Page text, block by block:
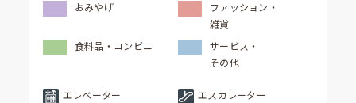
おみやげ
ファッション・
雑貨
食料品・コンビニ
サービス・
その他
エレベーター
エスカレーター